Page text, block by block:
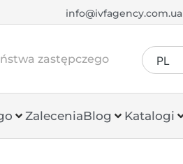
info@ivfagency.com.ua
zastępczego PL
ZaleceniaBlog Katalogi